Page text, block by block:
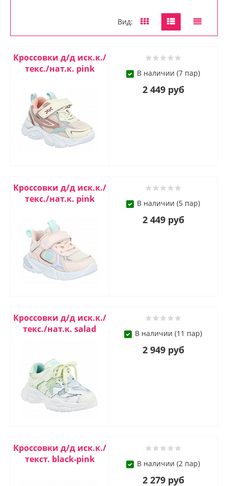
Вид:
Кроссовки д/д иск.к./
текс./нат.к. pink
В наличии (7 пар)
2 449 руб
Кроссовки д/д иск.к./
текс./нат.к. pink
В наличии (5 пар)
2 449 руб
Кроссовки д/д иск.к./
текс./нат.к. salad
В наличии (11 пар)
2 949 руб
Кроссовки д/д иск.к./
текст. black-pink
В наличии (2 пар)
2 279 руб